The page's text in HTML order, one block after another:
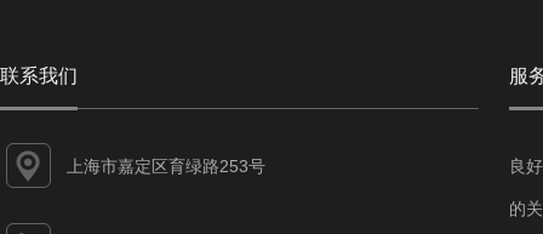
联系我们
上海市嘉定区育绿路253号
服
良
的